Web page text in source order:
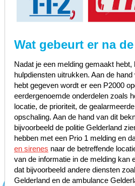
Wat gebeurt er na
Nadat je een melding gemaakt hebt,
hulpdiensten uitrukken. Aan de
hebt gegeven wordt er een P2000
eerdergenoemde onderdelen zoals
locatie, de prioriteit, de
opschaling. Aan de hand van dit
bijvoorbeeld de politie Gelderland
hebben met een Prio 1 melding en
en sirenes naar de betreffende
van de informatie in de melding kan
dat bijvoorbeeld andere diensten
Gelderland en de ambulance